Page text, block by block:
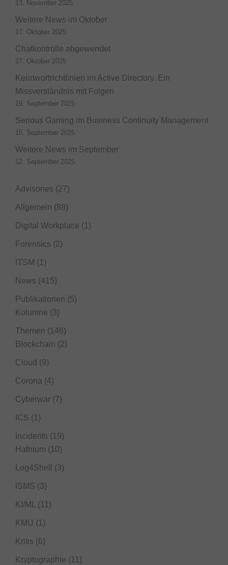
13. November 2025
Weitere News im Oktober
17. Oktober 2025
Chatkontrolle abgewendet
17. Oktober 2025
Kennwortrichtlinien im Active Directory. Ein
Missverständnis mit Folgen
19. September 2025
Serious Gaming im Business Continuity Management
15. September 2025
Weitere News im September
12. September 2025
Advisories (27)
Allgemein (88)
Digital Workplace (1)
Forensics (2)
ITSM (1)
News (415)
Publikationen (5)
Kolumne (3)
Themen (146)
Blockchain (2)
Cloud (9)
Corona (4)
Cyberwar (7)
ICS (1)
Incidents (19)
Hafnium (10)
Log4Shell (3)
ISMS (3)
KI/ML (11)
KMU (1)
Kritis (6)
Kryptographie (11)